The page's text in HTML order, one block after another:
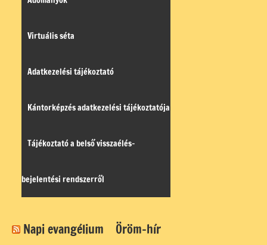
Virtuális séta
Adatkezelési tájékoztató
Kántorképzés adatkezelési tájékoztatója
Tájékoztató a belső visszaélés-
bejelentési rendszerről
Napi evangélium Öröm-hír